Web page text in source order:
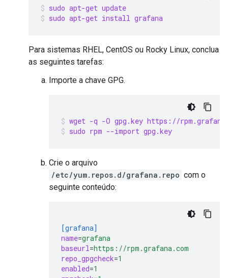
sudo apt-get update
sudo apt-get install grafana
Para sistemas RHEL, CentOS ou Rocky Linux, conclua
as seguintes tarefas:
Importe a chave GPG.
wget -q -O gpg.key https://
sudo rpm --import gpg.key
Crie o arquivo
/etc/yum.repos.d/grafana.repo com o
seguinte conteúdo:
[grafana]
name=grafana
baseurl=https://rpm.grafana.com
repo_gpgcheck=1
enabled=1